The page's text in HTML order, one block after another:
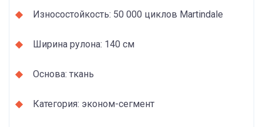
Износостойкость: 50 000 циклов Martindale
Ширина рулона: 140 см
Основа: ткань
Категория: эконом-сегмент